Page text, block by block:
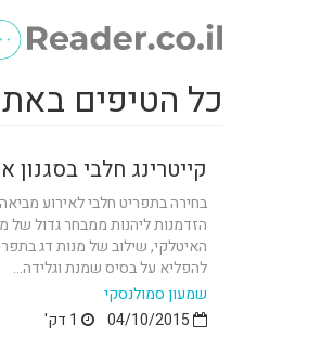
כל הטיפים
קייטרינג חלבי בסגנון
בחירה בתפריט חלבי לאירוע
הזדמנות ליהנות ממבחר גדול של
האיטלקי, שילוב של מנות דג
להפליא על בסיס שמנת וגלידה...
שמעון סמולנסקי